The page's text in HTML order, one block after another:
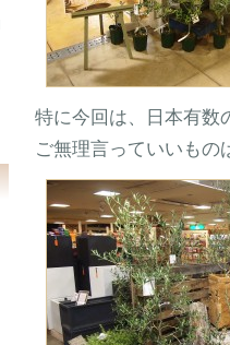
特に今回は、日本有数
ご無理言っていいもの